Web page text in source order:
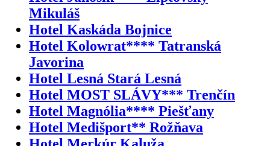
Mikuláš
Hotel Kaskáda Bojnice
Hotel Kolowrat**** Tatranská
Javorina
Hotel Lesná Stará Lesná
Hotel MOST SLÁVY*** Trenčín
Hotel Magnólia**** Piešťany
Hotel Medišport** Rožňava